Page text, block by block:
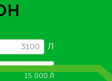
Л
15 000 Л